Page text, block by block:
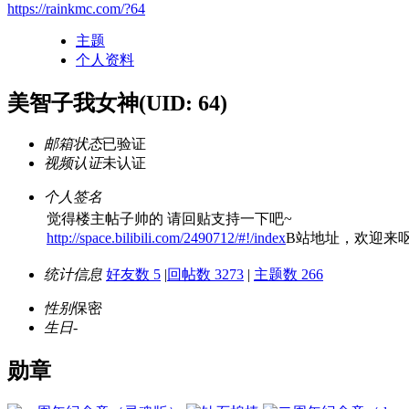
https://rainkmc.com/?64
主题
个人资料
美智子我女神(UID: 64)
邮箱状态已验证
视频认证未认证
个人签名
觉得楼主帖子帅的 请回贴支持一下吧~
http://space.bilibili.com/2490712/#!/indexB站地址，欢迎来
统计信息 好友数 5 |回帖数 3273 | 主题数 266
性别保密
生日-
勋章